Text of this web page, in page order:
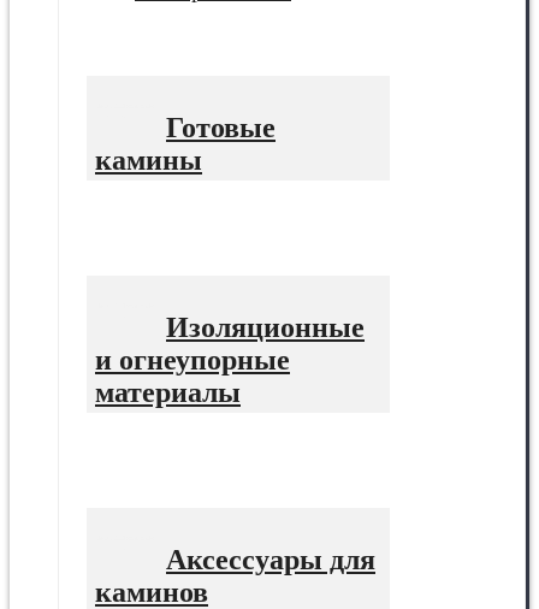
Готовые
камины
Изоляционные
и огнеупорные
материалы
Аксессуары для
каминов